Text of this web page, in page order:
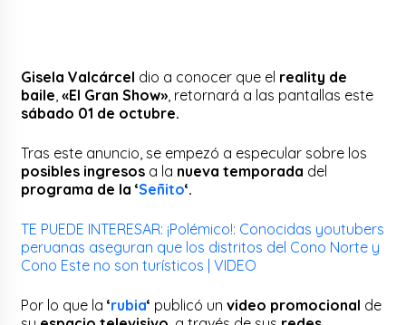
Gisela Valcárcel dio a conocer que el reality de
baile ,«El Gran Show» , retornará a las pantallas este
sábado 01 de octubre.
Tras este anuncio, se empezó a especular sobre los
posibles ingresos a la nueva temporada del
programa de la ‘Señito‘.
TE PUEDE INTERESAR: ¡Polémico!: Conocidas youtubers
peruanas aseguran que los distritos del Cono Norte y
Cono Este no son turísticos | VIDEO
Por lo que la ‘rubia‘ publicó unvideo promocional de